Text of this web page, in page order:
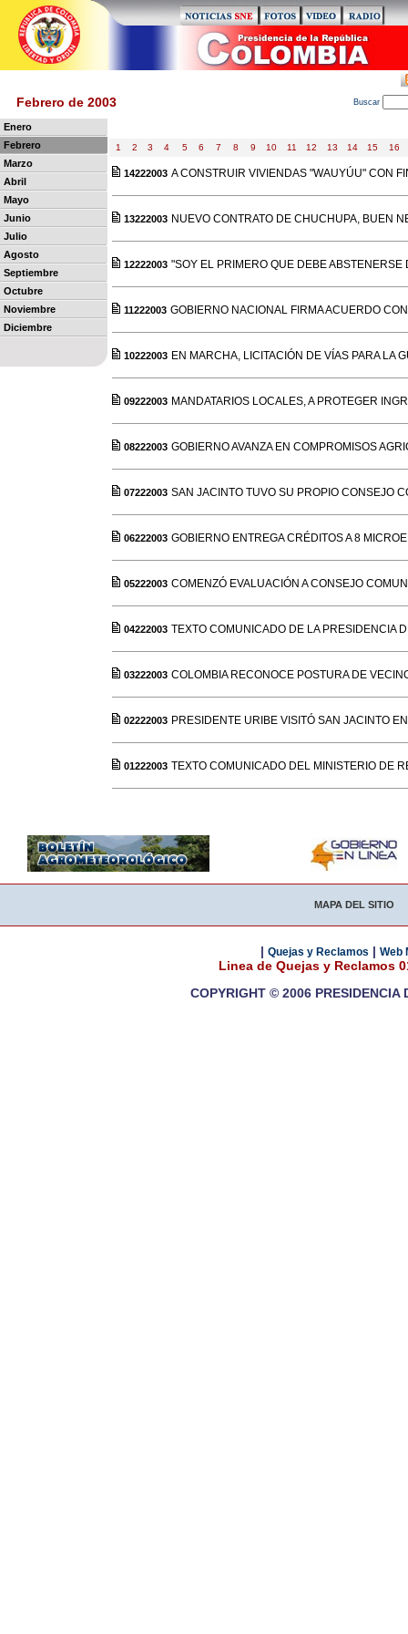
Febrero de 2003 Buscar
Enero
Febrero
Marzo
Abril
Mayo
Junio
Julio
Agosto
Septiembre
Octubre
Noviembre
Diciembre
1 2 3 4 5 6 7 8 9 10 11 12 13 14 15 16
14222003 A CONSTRUIR VIVIENDAS "WAUYÚU" CON
13222003 NUEVO CONTRATO DE CHUCHUPA, BUEN
12222003 "SOY EL PRIMERO QUE DEBE ABSTENERSE
11222003 GOBIERNO NACIONAL FIRMA ACUERDO
10222003 EN MARCHA, LICITACIÓN DE VÍAS PARA LA
09222003 MANDATARIOS LOCALES, A PROTEGER
08222003 GOBIERNO AVANZA EN COMPROMISOS
07222003 SAN JACINTO TUVO SU PROPIO CONSEJO
06222003 GOBIERNO ENTREGA CRÉDITOS A 8
05222003 COMENZÓ EVALUACIÓN A CONSEJO
04222003 TEXTO COMUNICADO DE LA PRESIDENCIA
03222003 COLOMBIA RECONOCE POSTURA DE
02222003 PRESIDENTE URIBE VISITÓ SAN JACINTO
01222003 TEXTO COMUNICADO DEL MINISTERIO DE
MAPA DEL SITIO
| Quejas y Reclamos | Web
Linea de Quejas y Reclamos
COPYRIGHT © 2006 PRESIDENCIA